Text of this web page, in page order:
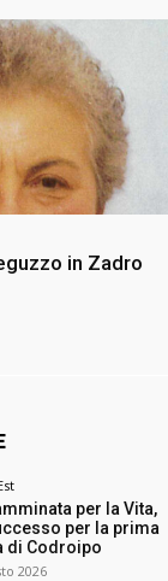
in Zadro
per la Vita,
per la prima
di Codroipo
2026